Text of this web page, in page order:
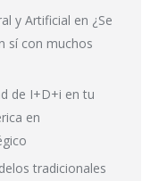
y Artificial en ¿Se
sí con muchos
de I+D+i en tu
en
tradicionales